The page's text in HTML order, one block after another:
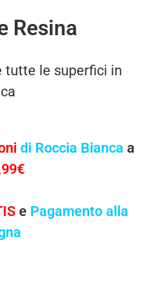
Resina
tutte le superfici in
di Roccia Bianca a
e Pagamento alla